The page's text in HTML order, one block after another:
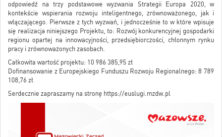
odpowiedź na trzy podstawowe wyzwania Strategii Europa 2020, w
kontekście wspierania rozwoju inteligentnego, zrównoważonego, jak i
włączającego. Pierwsze z tych wyzwań, i jednocześnie to w które wpisuje
się realizacja niniejszego Projektu, to: Rozwój konkurencyjnej gospodarki
regionu opartej na innowacyjności, przedsiębiorczości, chłonnym rynku
pracy i zrównoważonych zasobach.
Całkowita wartość projektu: 10 986 385,95 zł
Dofinansowanie z Europejskiego Funduszu Rozwoju Regionalnego: 8 789
108,76 zł
Serdecznie zapraszamy na stronę https://euslugi.mzdw.pl